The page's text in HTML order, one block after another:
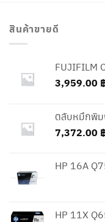
สินค้าขายดี
FUJIFILM
3,959.00
ตลับหมึกพิม
7,372.00
HP 16A
HP 11X